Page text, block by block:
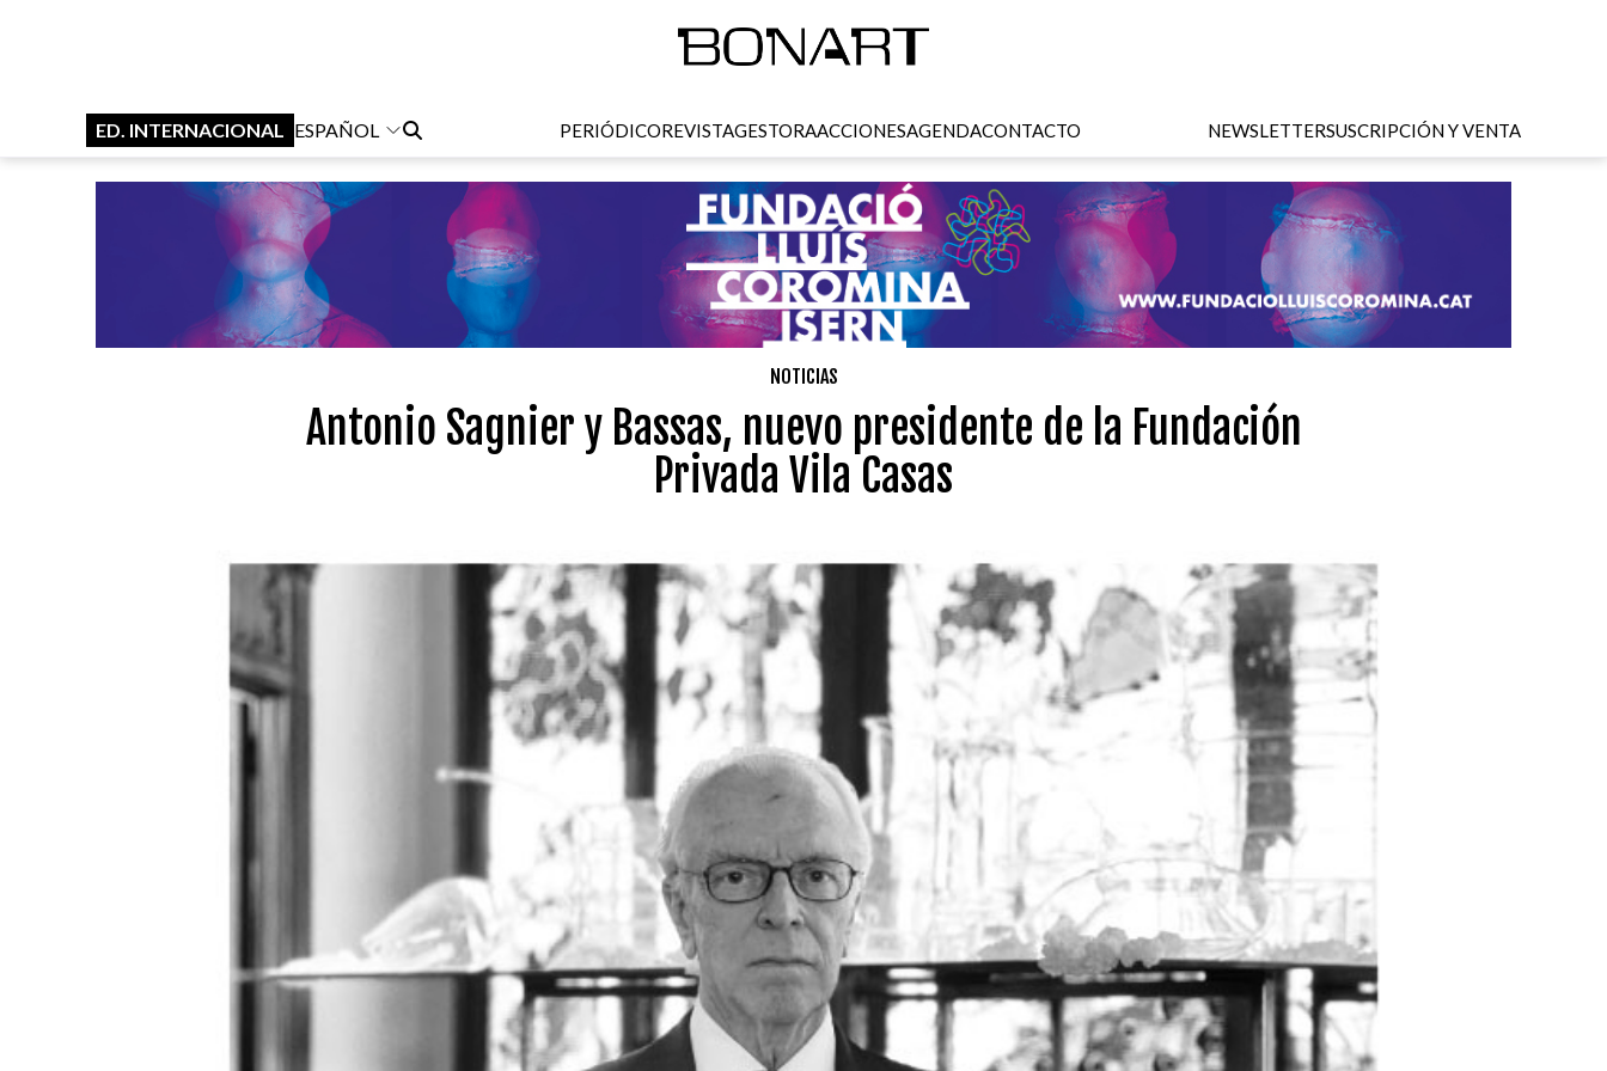
ED. INTERNACIONAL ESPAÑOL PERIÓDICOREVISTAGESTORAACCIONESAGENDACONTACTO NEWSLETTERSUSCRIPCIÓN Y VENTA
NOTICIAS
Antonio Sagnier y Bassas, nuevo presidente de la Fundación
Privada Vila Casas